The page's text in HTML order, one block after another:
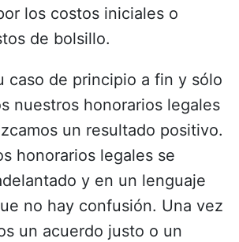
los costos iniciales o
de bolsillo.
caso de principio a fin y sólo
nuestros honorarios legales
un resultado positivo.
honorarios legales se
y en un lenguaje
no hay confusión. Una vez
un acuerdo justo o un